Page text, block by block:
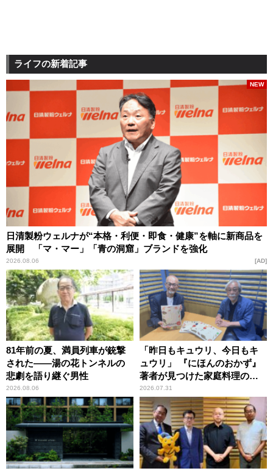
ライフの新着記事
日清製粉ウェルナが“本格・利便・即食・健康”を軸に新商品を
展開 「マ・マー」「青の洞窟」ブランドを強化
2026.08.06
NEW
AD
81年前の夏、満員列車が銃撃
された――湯の花トンネルの
悲劇を語り継ぐ男性
2026.08.06
「昨日もキュウリ、今日もキ
ュウリ」 『にほんのおかず』
著者が見つけた家庭料理の知
恵
2026.07.31